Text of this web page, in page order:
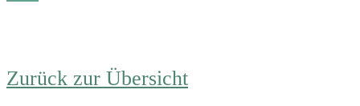
Zurück zur Übersicht